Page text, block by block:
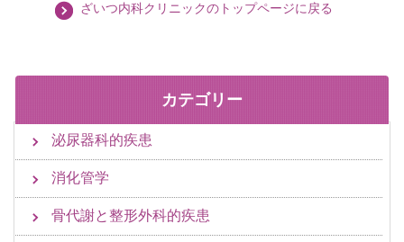
ざいつ内科クリニックのトップページに戻る
カテゴリー
泌尿器科的疾患
消化管学
骨代謝と整形外科的疾患